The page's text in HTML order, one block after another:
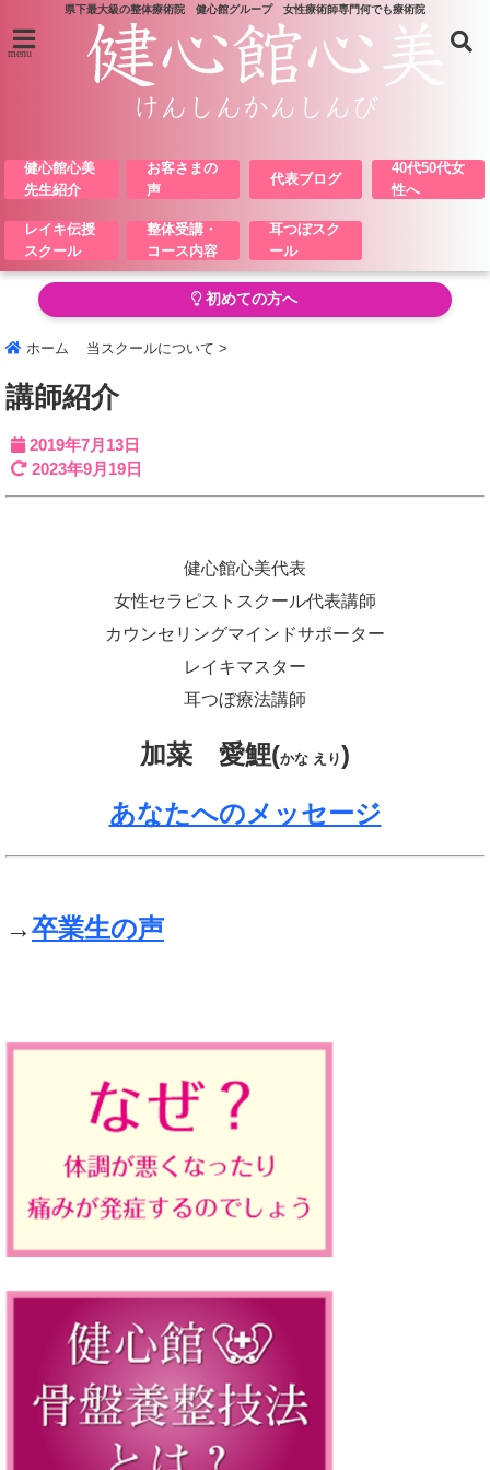
県下最大級の整体療術院 健心館グループ 女性療術師専門何でも療術院
menu
健心館心美
先生紹介
お客さまの
声
代表ブログ
40代50代女
性へ
レイキ伝授
スクール
整体受講・
コース内容
耳つぼスク
ール
初めての方へ
ホーム 当スクールについて >
講師紹介
2019年7月13日
2023年9月19日
健心館心美代表
女性セラピストスクール代表講師
カウンセリングマインドサポーター
レイキマスター
耳つぼ療法講師
加菜 愛鯉(かな えり)
あなたへのメッセージ
→卒業生の声